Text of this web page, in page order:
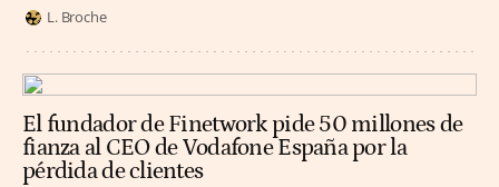
L. Broche
El fundador de Finetwork pide 50 millones de
fianza al CEO de Vodafone España por la
pérdida de clientes